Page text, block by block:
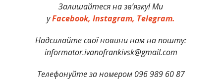
Залишайтеся на зв’язку! Ми
уFacebook, Instagram, Telegram.
Надсилайте свої новини нам на пошту:
informator.ivanofrankivsk@gmail.com
Телефонуйте за номером 096 989 60 87